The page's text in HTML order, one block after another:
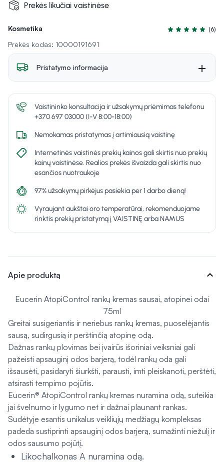
Kosmetika
Įvertinimas 4.7
(6)
Prekės kodas: 10000191691
Prekės likučiai vaistinėse
Pristatymo informacija
Vaistininko konsultacija ir užsakymų priėmimas telefonu
+370 697 03000 (I-V 8:00-18:00)
Nemokamas pristatymas į artimiausią vaistinę
Internetinės vaistinės prekių kainos gali skirtis nuo prekių
kainų vaistinėse. Realios prekės išvaizda gali skirtis nuo
esančios nuotraukoje
97% užsakymų pirkėjus pasiekia per 1 darbo dieną!
Vyraujant aukštai oro temperatūrai, rekomenduojame
rinktis prekių pristatymą į VAISTINĘ arba NAMUS
Apie produktą expand_more
Eucerin AtopiControl rankų kremas sausai, atopinei odai
75ml
Greitai susigeriantis ir neriebus rankų kremas, puoselėjantis
sausą, sudirgusią ir perštinčią atopinę odą.
Dažnas rankų plovimas bei įvairūs išoriniai veiksniai gali
pažeisti apsauginį odos barjerą, todėl rankų oda gali
išsausėti, pasidaryti šiurkšti, parausti, imti pleiskanoti, perštėti,
atsirasti tempimo pojūtis.
Eucerin® AtopiControl rankų kremas nuramina odą, suteikia
jai švelnumo ir lygumo net ir dažnai plaunant rankas.
Sudėtyje esantis unikalus veikliųjų medžiagų kompleksas
padeda sustiprinti apsauginį odos barjerą, sumažinti niežulį ir
odos sausumo pojūtį.
Likochalkonas A nuramina odą.